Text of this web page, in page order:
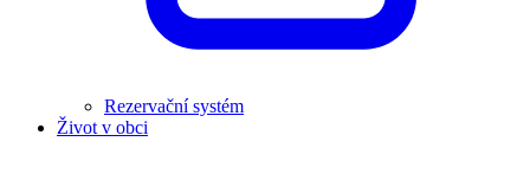
Rezervační systém
Život v obci